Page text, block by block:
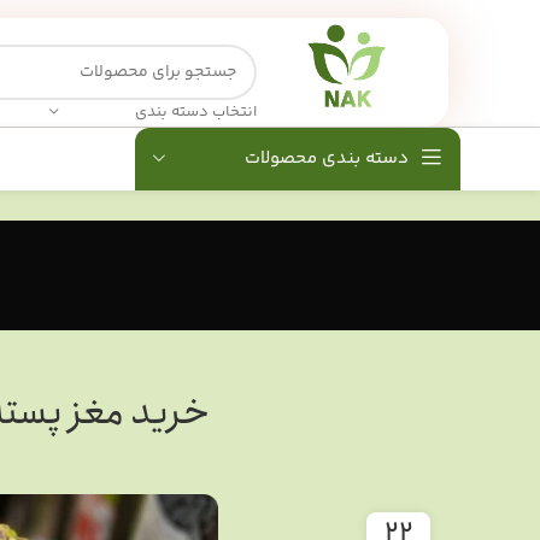
انتخاب دسته بندی
دسته بندی محصولات
خرید مغز